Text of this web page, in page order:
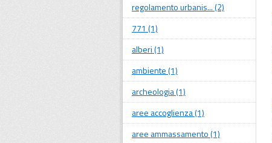
regolamento urbanis... (2)
771 (1)
alberi (1)
ambiente (1)
archeologia (1)
aree accoglienza (1)
aree ammassamento (1)